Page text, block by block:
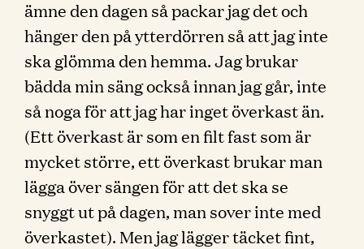
ämne den dagen så packar jag det och
hänger den på ytterdörren så att jag inte
ska glömma den hemma. Jag brukar
bädda min säng också innan jag går, inte
så noga för att jag har inget överkast än.
(Ett överkast är som en filt fast som är
mycket större, ett överkast brukar man
lägga över sängen för att det ska se
snyggt ut på dagen, man sover inte med
överkastet). Men jag lägger täcket fint,